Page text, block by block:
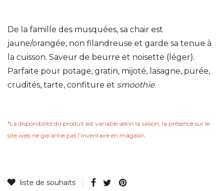
De la famille des musquées, sa chair est
jaune/orangée, non filandreuse et garde sa tenue à
la cuisson. Saveur de beurre et noisette (léger).
Parfaite pour potage, gratin, mijoté, lasagne, purée,
crudités, tarte, confiture et smoothie.
*La disponibilité du produit est variable selon la saison, la présence sur le
site web ne garantie pas lʼinventaire en magasin.